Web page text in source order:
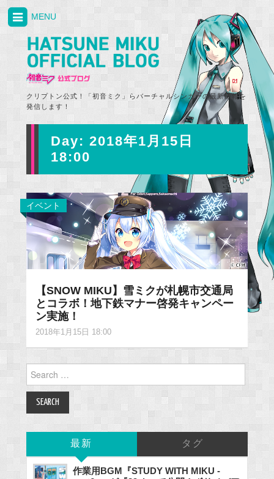
クリプトン公式！「初音ミク」らバーチャルシンガーの最新情報を
発信します！
MENU
Day: 2018年1月15日
18:00
イベント
【SNOW MIKU】雪ミクが札幌市交通局
とコラボ！地下鉄マナー啓発キャンペー
ン実施！
2018年1月15日 18:00
for:
最新 タグ
作業用BGM『STUDY WITH MIKU -